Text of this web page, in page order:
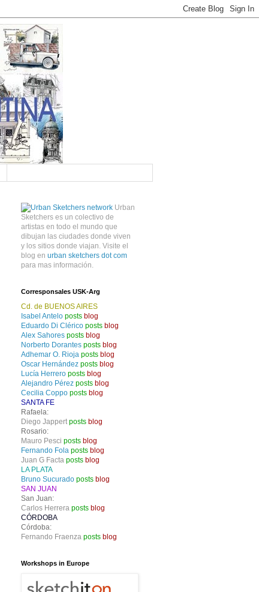
Urban
Sketchers es un colectivo de
artistas en todo el mundo que
dibujan las ciudades donde viven
y los sitios donde viajan. Visite el
blog en urban sketchers dot com
para mas información.
Corresponsales USK-Arg
Cd. de BUENOS AIRES
Isabel Antelo posts blog
Eduardo Di Clérico posts blog
Alex Sahores posts blog
Norberto Dorantes posts blog
Adhemar O. Rioja posts blog
Oscar Hernández posts blog
Lucía Herrero posts blog
Alejandro Pérez posts blog
Cecilia Coppo posts blog
SANTA FE
Rafaela:
Diego Jappert posts blog
Rosario:
Mauro Pesci posts blog
Fernando Fola posts blog
Juan G Facta posts blog
LA PLATA
Bruno Sucurado posts blog
SAN JUAN
San Juan:
Carlos Herrera posts blog
CÓRDOBA
Córdoba:
Fernando Fraenza posts blog
Workshops in Europe